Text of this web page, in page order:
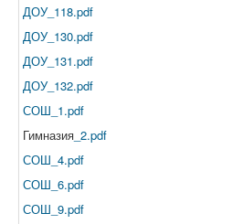
ДОУ_118.pdf
ДОУ_130.pdf
ДОУ_131.pdf
ДОУ_132.pdf
СОШ_1.pdf
Гимназия _2.pdf
СОШ_4.pdf
СОШ_6.pdf
СОШ_9.pdf